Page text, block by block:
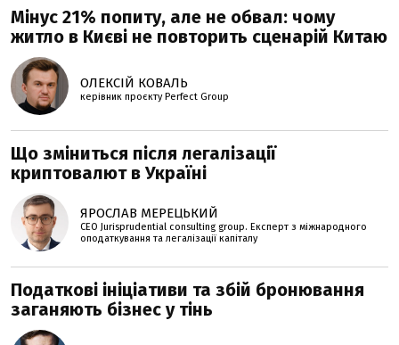
Мінус 21% попиту, але не обвал: чому
житло в Києві не повторить сценарій Китаю
ОЛЕКСІЙ КОВАЛЬ
керівник проєкту Perfеct Group
Що зміниться після легалізації
криптовалют в Україні
ЯРОСЛАВ МЕРЕЦЬКИЙ
CEO Jurisprudential consulting group. Експерт з міжнародного
оподаткування та легалізації капіталу
Податкові ініціативи та збій бронювання
заганяють бізнес у тінь